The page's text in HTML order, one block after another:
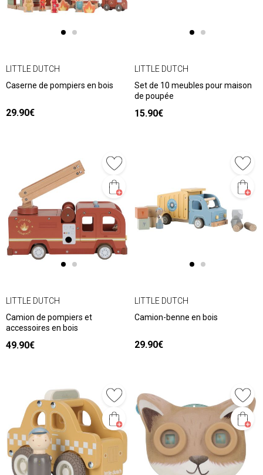
LITTLE DUTCH
Caserne de pompiers en bois
29.90€
LITTLE DUTCH
Set de 10 meubles pour maison
de poupée
15.90€
LITTLE DUTCH
Camion de pompiers et
accessoires en bois
49.90€
LITTLE DUTCH
Camion-benne en bois
29.90€